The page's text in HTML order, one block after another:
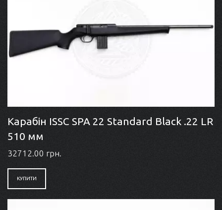
Карабін ISSC SPA 22 Standard Black .22 LR
510 мм
32712.00 грн.
КУПИТИ